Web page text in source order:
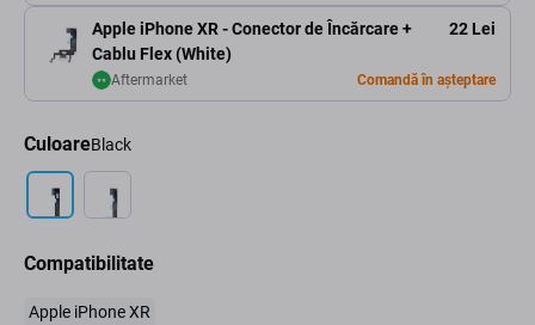
Apple iPhone XR - Conector de Încărcare +
Cablu Flex (White)
22 Lei
Aftermarket Comandă în așteptare
CuloareBlack
Compatibilitate
Apple iPhone XR